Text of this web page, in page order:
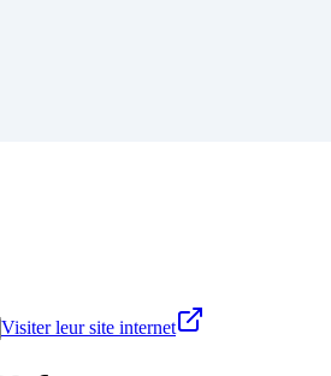
Visiter leur site internet